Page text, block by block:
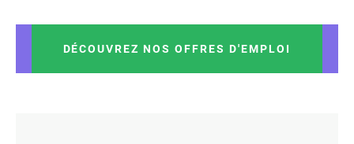
DÉCOUVREZ NOS OFFRES D'EMPLOI